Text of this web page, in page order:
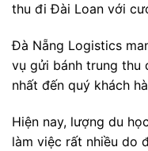
thu đi Đài Loan với
Đà Nẵng Logistics
vụ gửi bánh trung thu
nhất đến quý khách
Hiện nay, lượng du
làm việc rất nhiều do